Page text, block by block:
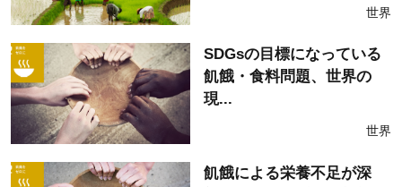
世界
SDGsの目標になっている
飢餓・食料問題、世界の
現...
世界
飢餓による栄養不足が深